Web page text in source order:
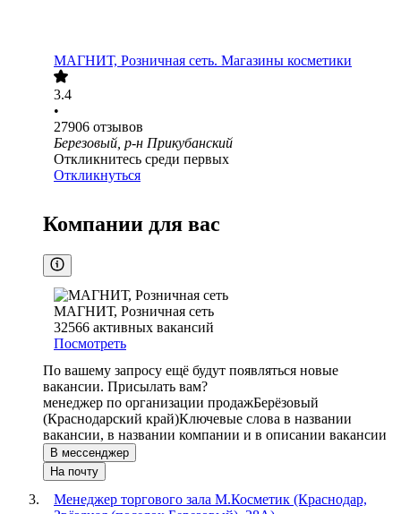
МАГНИТ, Розничная сеть. Магазины косметики
3.4
•
27906 отзывов
Березовый, р-н Прикубанский
Откликнитесь среди первых
Откликнуться
Компании для вас
МАГНИТ, Розничная сеть
32566 активных вакансий
Посмотреть
По вашему запросу ещё будут появляться новые
вакансии. Присылать вам?
менеджер по организации продажБерёзовый
(Краснодарский край)Ключевые слова в названии
вакансии, в названии компании и в описании вакансии
В мессенджер
На почту
Менеджер торгового зала М.Косметик (Краснодар,